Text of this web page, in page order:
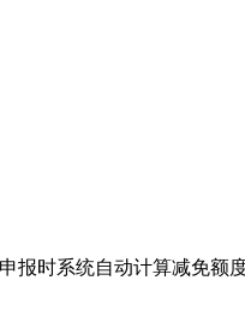
报时系统自动计算减免额度